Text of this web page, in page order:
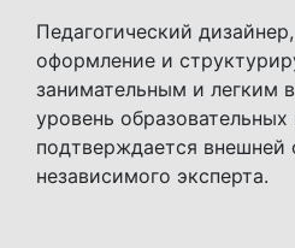
Педагогический
оформление и
занимательным и легким
уровень
подтверждается внешней
независимого эксперта.